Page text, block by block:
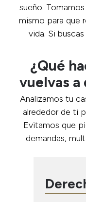
sueño.
mismo para que
vida. Si
¿Qué
vuelvas
Analizamos tu
alrededor de ti
Evitamos que
demandas,